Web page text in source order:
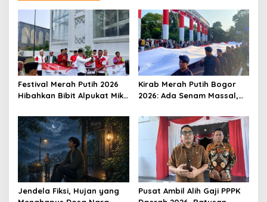
Festival Merah Putih 2026
Hibahkan Bibit Alpukat Miki
Bogor
Kirab Merah Putih Bogor
2026: Ada Senam Massal,
Angka 81
Jendela Fiksi, Hujan yang
Pusat Ambil Alih Gaji PPPK